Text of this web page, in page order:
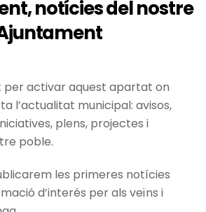
notícies del nostre
activar aquest apartat on
l’actualitat municipal: avisos,
plens, projectes i
poble.
les primeres notícies
d’interés per als veïns i